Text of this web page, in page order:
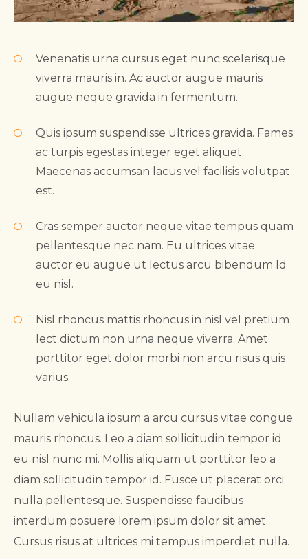
Venenatis urna cursus eget nunc scelerisque
viverra mauris in. Ac auctor augue mauris
augue neque gravida in fermentum.
Quis ipsum suspendisse ultrices gravida. Fames
ac turpis egestas integer eget aliquet.
Maecenas accumsan lacus vel facilisis volutpat
est.
Cras semper auctor neque vitae tempus quam
pellentesque nec nam. Eu ultrices vitae
auctor eu augue ut lectus arcu bibendum Id
eu nisl.
Nisl rhoncus mattis rhoncus in nisl vel pretium
lect dictum non urna neque viverra. Amet
porttitor eget dolor morbi non arcu risus quis
varius.
Nullam vehicula ipsum a arcu cursus vitae congue
mauris rhoncus. Leo a diam sollicitudin tempor id
eu nisl nunc mi. Mollis aliquam ut porttitor leo a
diam sollicitudin tempor id. Fusce ut placerat orci
nulla pellentesque. Suspendisse faucibus
interdum posuere lorem ipsum dolor sit amet.
Cursus risus at ultrices mi tempus imperdiet nulla.